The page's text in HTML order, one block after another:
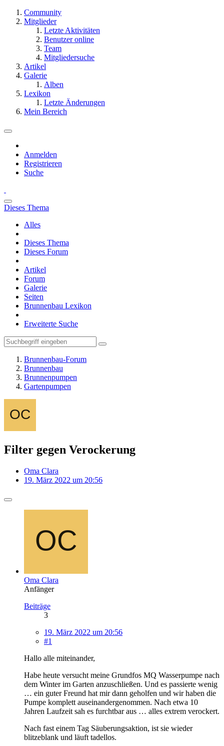
Community
Mitglieder
Letzte Aktivitäten
Benutzer online
Team
Mitgliedersuche
Artikel
Galerie
Alben
Lexikon
Letzte Änderungen
Mein Bereich
Anmelden
Registrieren
Suche
Dieses Thema
Alles
Dieses Thema
Dieses Forum
Artikel
Forum
Galerie
Seiten
Brunnenbau Lexikon
Erweiterte Suche
Brunnenbau-Forum
Brunnenbau
Brunnenpumpen
Gartenpumpen
Filter gegen Verockerung
Oma Clara
19. März 2022 um 20:56
Oma Clara
Anfänger
Beiträge
3
19. März 2022 um 20:56
#1
Hallo alle miteinander,
Habe heute versucht meine Grundfos MQ Wasserpumpe nach
dem Winter im Garten anzuschließen. Und es passierte wenig
… ein guter Freund hat mir dann geholfen und wir haben die
Pumpe komplett auseinandergenommen. Nach etwa 10
Jahren Laufzeit sah es furchtbar aus … alles extrem verockert.
Nach fast einem Tag Säuberungsaktion, ist sie wieder
blitzeblank und läuft tadellos.